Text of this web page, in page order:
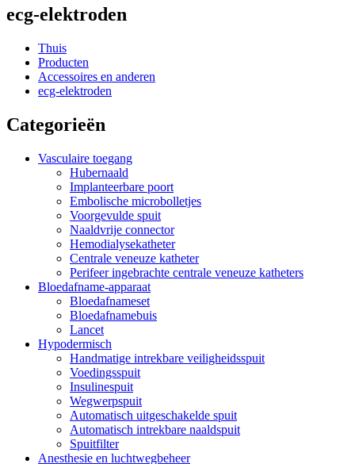
ecg-elektroden
Thuis
Producten
Accessoires en anderen
ecg-elektroden
Categorieën
Vasculaire toegang
Hubernaald
Implanteerbare poort
Embolische microbolletjes
Voorgevulde spuit
Naaldvrije connector
Hemodialysekatheter
Centrale veneuze katheter
Perifeer ingebrachte centrale veneuze katheters
Bloedafname-apparaat
Bloedafnameset
Bloedafnamebuis
Lancet
Hypodermisch
Handmatige intrekbare veiligheidsspuit
Voedingsspuit
Insulinespuit
Wegwerpspuit
Automatisch uitgeschakelde spuit
Automatisch intrekbare naaldspuit
Spuitfilter
Anesthesie en luchtwegbeheer